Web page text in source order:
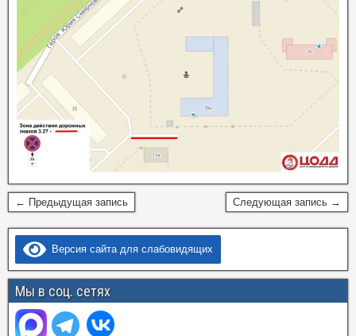
← Предыдущая запись Следующая запись →
Версия сайта для слабовидящих
Мы в соц. сетях